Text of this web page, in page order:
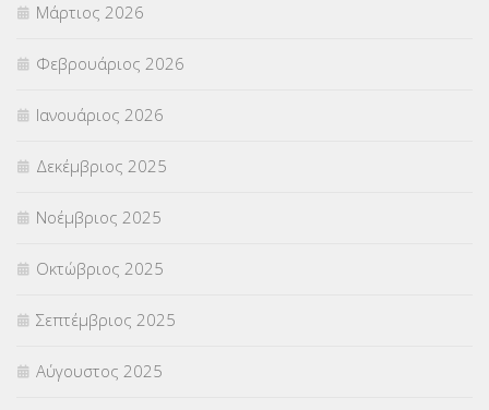
ΣΤΕΛΕΧΗ (360)
ΣΥΜΒΟΥΛΕΥΤΙΚΟΣ ΣΤΑΘΜΟΣ ΝΕΩΝ
ΣΥΝΤΑΞΕΙΣ(12)
ΣΧΟΛΙΚΟΙ ΣΥΜΒΟΥΛΟΙ
ΥΠΕΡΑΡΙΘΜΟΙ(1)
ΥΠΟΤΡΟΦΙΕΣ(28)
ΦΥΣΙΚΗ ΑΓΩΓΗ(692)
Χωρίς κατηγορία
Μάρτιος 2026
Φεβρουάριος 2026
Ιανουάριος 2026
Δεκέμβριος 2025
Νοέμβριος 2025
Οκτώβριος 2025
Σεπτέμβριος 2025
Αύγουστος 2025